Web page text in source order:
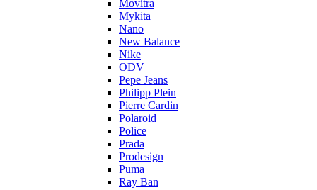
Movitra
Mykita
Nano
New Balance
Nike
ODV
Pepe Jeans
Philipp Plein
Pierre Cardin
Polaroid
Police
Prada
Prodesign
Puma
Ray Ban